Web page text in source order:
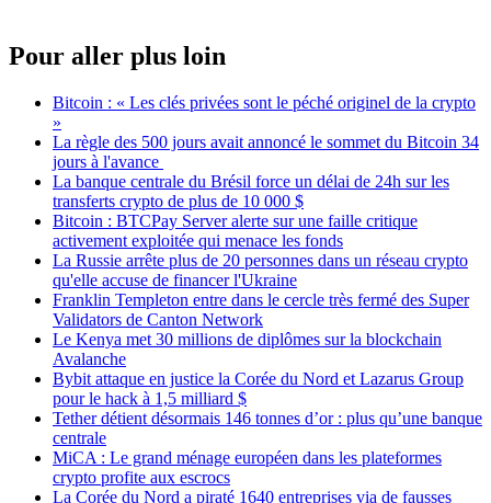
Pour aller plus loin
Bitcoin : « Les clés privées sont le péché originel de la crypto
»
La règle des 500 jours avait annoncé le sommet du Bitcoin 34
jours à l'avance
La banque centrale du Brésil force un délai de 24h sur les
transferts crypto de plus de 10 000 $
Bitcoin : BTCPay Server alerte sur une faille critique
activement exploitée qui menace les fonds
La Russie arrête plus de 20 personnes dans un réseau crypto
qu'elle accuse de financer l'Ukraine
Franklin Templeton entre dans le cercle très fermé des Super
Validators de Canton Network
Le Kenya met 30 millions de diplômes sur la blockchain
Avalanche
Bybit attaque en justice la Corée du Nord et Lazarus Group
pour le hack à 1,5 milliard $
Tether détient désormais 146 tonnes d’or : plus qu’une banque
centrale
MiCA : Le grand ménage européen dans les plateformes
crypto profite aux escrocs
La Corée du Nord a piraté 1640 entreprises via de fausses